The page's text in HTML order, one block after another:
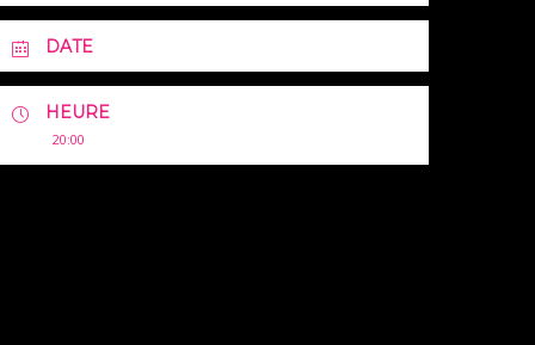
DATE
HEURE
20:00